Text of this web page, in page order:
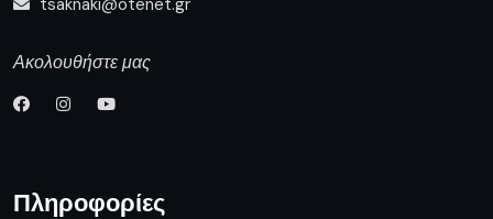
tsaknaki@otenet.gr
Ακολουθήστε μας
Πληροφορίες